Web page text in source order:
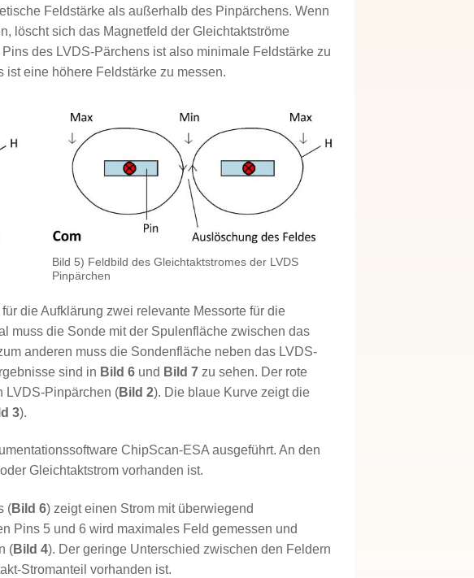
Feldstärke als außerhalb des Pinpärchens. Wenn
löscht sich das Magnetfeld der Gleichtaktströme
des LVDS-Pärchens ist also minimale Feldstärke zu
eine höhere Feldstärke zu messen.
Bild 5) Feldbild des Gleichtaktstromes der LVDS
Pinpärchen
die Aufklärung zwei relevante Messorte für die
muss die Sonde mit der Spulenfläche zwischen das
anderen muss die Sondenfläche neben das LVDS-
sind in Bild 6 und Bild 7 zu sehen. Der rote
LVDS-Pinpärchen (Bild 2). Die blaue Kurve zeigt die
3).
ChipScan-ESA ausgeführt. An den
Gleichtaktstrom vorhanden ist.
(Bild 6) zeigt einen Strom mit überwiegend
Pins 5 und 6 wird maximales Feld gemessen und
(Bild 4). Der geringe Unterschied zwischen den Feldern
Stromanteil vorhanden ist.